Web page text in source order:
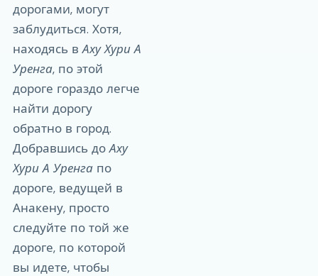
дорогами, могут
заблудиться. Хотя,
находясь вАху Хури А
Уренга, по этой
дороге гораздо легче
найти дорогу
обратно в город.
Добравшись доАху
Хури А Уренгапо
дороге, ведущей в
Анакену, просто
следуйте по той же
дороге, по которой
вы идете, чтобы